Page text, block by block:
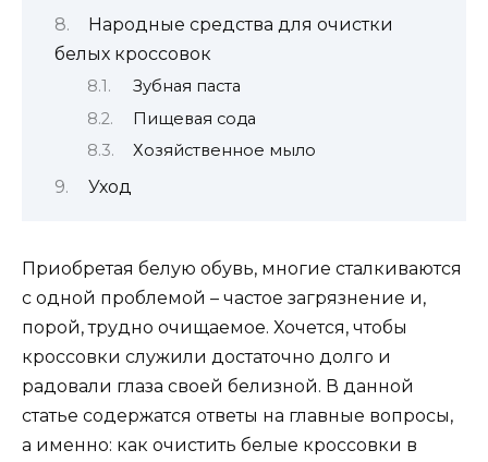
Народные средства для очистки
белых кроссовок
Зубная паста
Пищевая сода
Хозяйственное мыло
Уход
Приобретая белую обувь, многие сталкиваются
с одной проблемой – частое загрязнение и,
порой, трудно очищаемое. Хочется, чтобы
кроссовки служили достаточно долго и
радовали глаза своей белизной. В данной
статье содержатся ответы на главные вопросы,
а именно: как очистить белые кроссовки в